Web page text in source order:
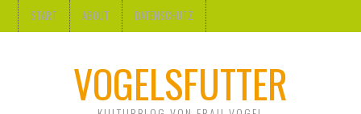
START ABOUT DATENSCHUTZ
VOGELSFUTTER